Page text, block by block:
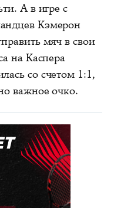
А в игре с
Кэмерон
мяч в свои
на Каспера
со счетом 1:1,
важное очко.